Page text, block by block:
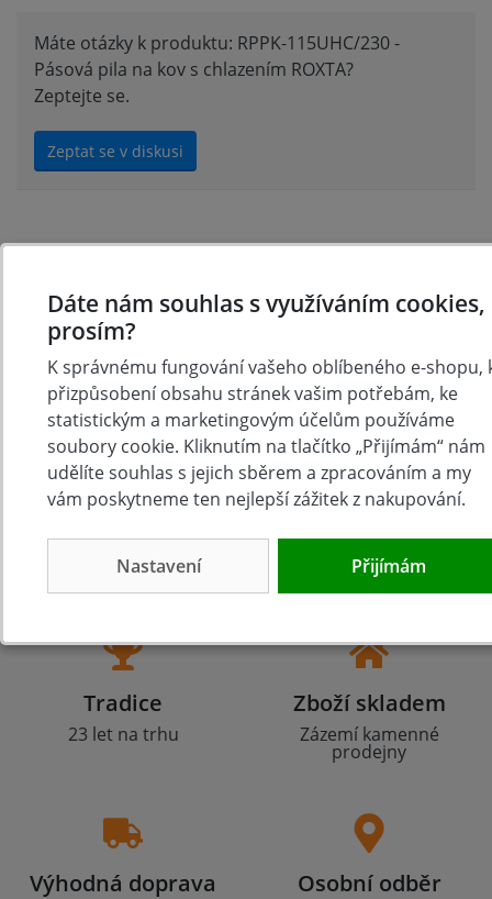
Máte otázky k produktu: RPPK-115UHC/230 -
Pásová pila na kov s chlazením ROXTA?
Zeptejte se.
Zeptat se v diskusi
Hodnocení produktu
Přidejte vlastní hodnocení produktu a pomožte tak
dalším nakupujícím.
Hodnoťte.
Přidat vlastní hodnocení
Tradice
23 let na trhu
Zboží skladem
Zázemí kamenné
prodejny
Výhodná doprava Osobní odběr
Dáte nám souhlas s využíváním cookies,
prosím?
K správnému fungování vašeho oblíbeného e-shopu,
přizpůsobení obsahu stránek vašim potřebám, ke
statistickým a marketingovým účelům používáme
soubory cookie. Kliknutím na tlačítko „Přijímám“ nám
udělíte souhlas s jejich sběrem a zpracováním a my
vám poskytneme ten nejlepší zážitek z nakupování.
Nastavení Přijímám